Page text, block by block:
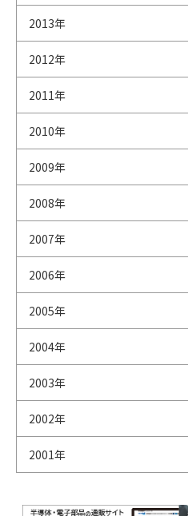
2013年
2012年
2011年
2010年
2009年
2008年
2007年
2006年
2005年
2004年
2003年
2002年
2001年